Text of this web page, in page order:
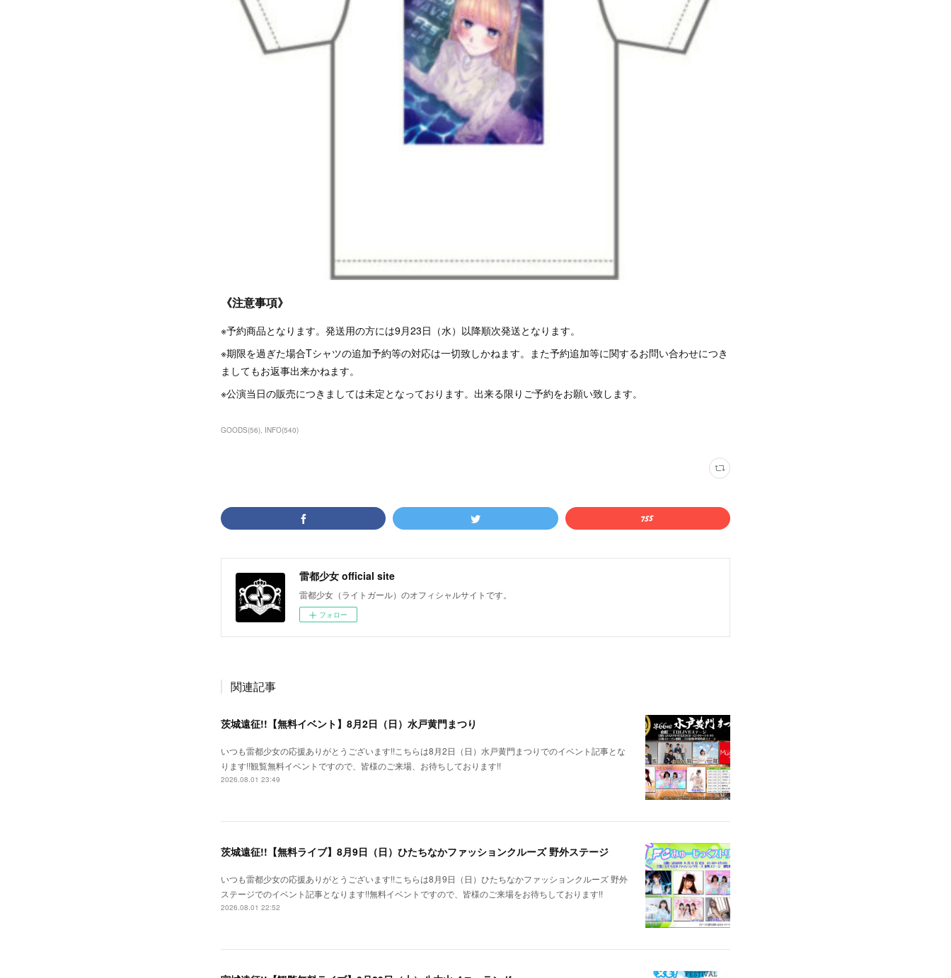
《注意事項》
※予約商品となります。発送用の方には9月23日（水）以降順次発送となります。
※期限を過ぎた場合Tシャツの追加予約等の対応は一切致しかねます。また予約追加等に関するお問い合わせにつき
ましてもお返事出来かねます。
※公演当日の販売につきましては未定となっております。出来る限りご予約をお願い致します。
GOODS(56) INFO(540)
雷都少女 official site
雷都少女（ライトガール）のオフィシャルサイトです。
フォロー
関連記事
茨城遠征!!【無料イベント】8月2日（日）水戸黄門まつり
いつも雷都少女の応援ありがとうございます!!こちらは8月2日（日）水戸黄門まつりでのイベント記事とな
ります!!観覧無料イベントですので、皆様のご来場、お待ちしております!!
2026.08.01 23:49
茨城遠征!!【無料ライブ】8月9日（日）ひたちなかファッションクルーズ 野外ステージ
いつも雷都少女の応援ありがとうございます!!こちらは8月9日（日）ひたちなかファッションクルーズ 野外
ステージでのイベント記事となります!!無料イベントですので、皆様のご来場をお待ちしております!!
2026.08.01 22:52